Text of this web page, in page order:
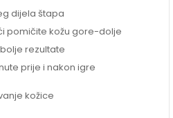
dijela štapa
pomičite kožu gore-dolje
rezultate
prije i nakon igre
kožice